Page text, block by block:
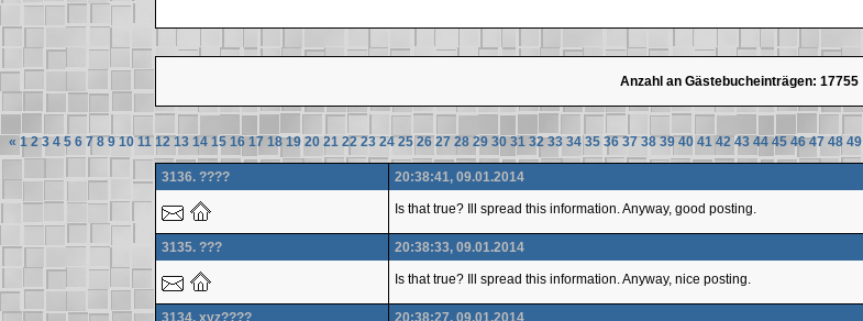
Anzahl an Gästebucheinträgen: 17755
« 1 2 3 4 5 6 7 8 9 10 11 12 13 14 15 16 17 18 19 20 21 22 23 24 25 26 27 28 29 30 31 32 33 34 35 36 37 38 39 40 41 42 43 44 45 46 47 48 49
3136. ???? 20:38:41, 09.01.2014
Is that true? Ill spread this information. Anyway, good posting.
3135. ??? 20:38:33, 09.01.2014
Is that true? Ill spread this information. Anyway, nice posting.
3134. xyz???? 20:38:27, 09.01.2014